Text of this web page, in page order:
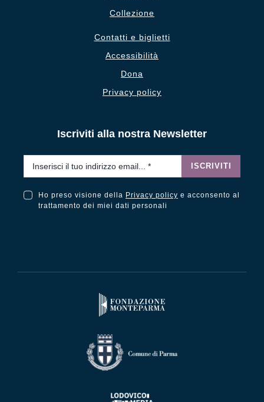
Collezione
Contatti e biglietti
Accessibilità
Dona
Privacy policy
Iscriviti alla nostra Newsletter
ISCRIVITI
Ho preso visione della Privacy policy e acconsento al
trattamento dei miei dati personali